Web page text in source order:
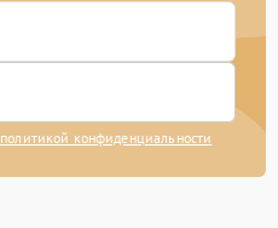
политикой конфиденциальности